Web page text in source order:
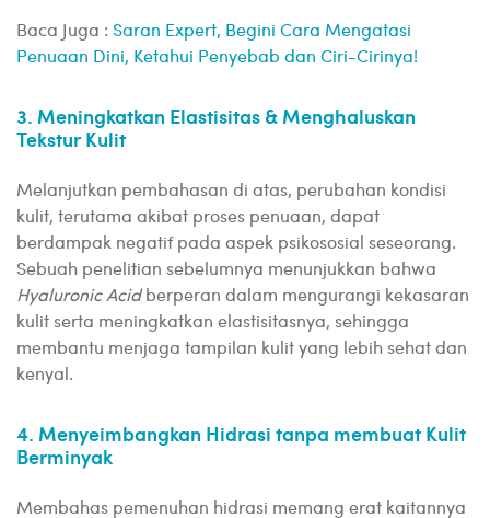
Baca Juga : Saran Expert, Begini Cara Mengatasi
Penuaan Dini, Ketahui Penyebab dan Ciri-Cirinya!
3. Meningkatkan Elastisitas & Menghaluskan
Tekstur Kulit
Melanjutkan pembahasan di atas, perubahan kondisi
kulit, terutama akibat proses penuaan, dapat
berdampak negatif pada aspek psikososial seseorang.
Sebuah penelitian sebelumnya menunjukkan bahwa
Hyaluronic Acidberperan dalam mengurangi kekasaran
kulit serta meningkatkan elastisitasnya, sehingga
membantu menjaga tampilan kulit yang lebih sehat dan
kenyal.
4. Menyeimbangkan Hidrasi tanpa membuat Kulit
Berminyak
Membahas pemenuhan hidrasi memang erat kaitannya